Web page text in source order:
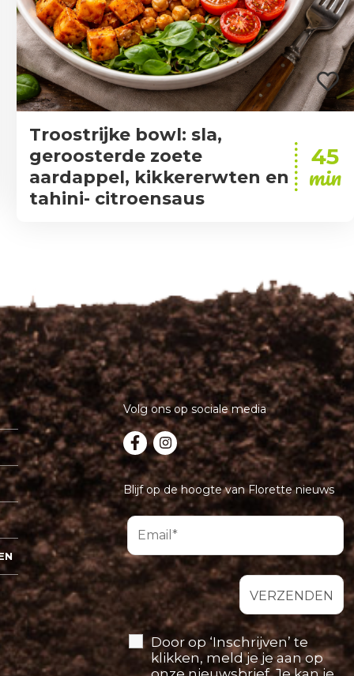
Troostrijke bowl: sla,
geroosterde zoete
aardappel, kikkererwten en
tahini- citroensaus
45
min
Volg ons op sociale media
Blijf op de hoogte van Florette nieuws
Door op ‘Inschrijven’ te
klikken, meld je je aan op